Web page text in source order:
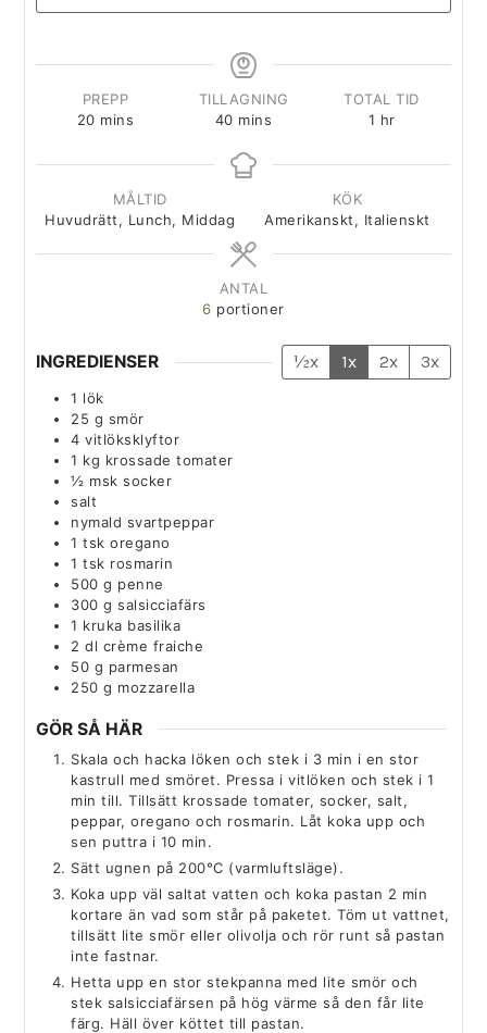
PREPP
20 mins
TILLAGNING
40 mins
TOTAL TID
1 hr
MÅLTID
Huvudrätt, Lunch, Middag
KÖK
Amerikanskt, Italienskt
ANTAL
6 portioner
INGREDIENSER ½x 1x 2x 3x
1 lök
25 g smör
4 vitlöksklyftor
1 kg krossade tomater
½ msk socker
salt
nymald svartpeppar
1 tsk oregano
1 tsk rosmarin
500 g penne
300 g salsicciafärs
1 kruka basilika
2 dl crème fraiche
50 g parmesan
250 g mozzarella
GÖR SÅ HÄR
Skala och hacka löken och stek i 3 min i en stor
kastrull med smöret. Pressa i vitlöken och stek i 1
min till. Tillsätt krossade tomater, socker, salt,
peppar, oregano och rosmarin. Låt koka upp och
sen puttra i 10 min.
Sätt ugnen på 200°C (varmluftsläge).
Koka upp väl saltat vatten och koka pastan 2 min
kortare än vad som står på paketet. Töm ut vattnet,
tillsätt lite smör eller olivolja och rör runt så pastan
inte fastnar.
Hetta upp en stor stekpanna med lite smör och
stek salsicciafärsen på hög värme så den får lite
färg. Häll över köttet till pastan.